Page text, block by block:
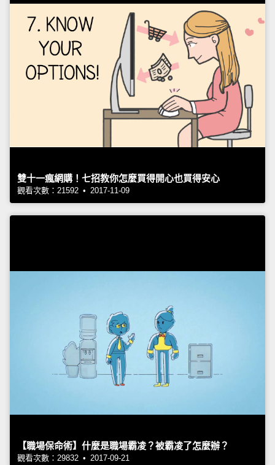
雙十一瘋網購！七招教你怎麼買得開心也買得安心
觀看次數：21592 • 2017-11-09
【職場保命術】什麼是職場霸凌？被霸凌了怎麼辦？
觀看次數：29832 • 2017-09-21